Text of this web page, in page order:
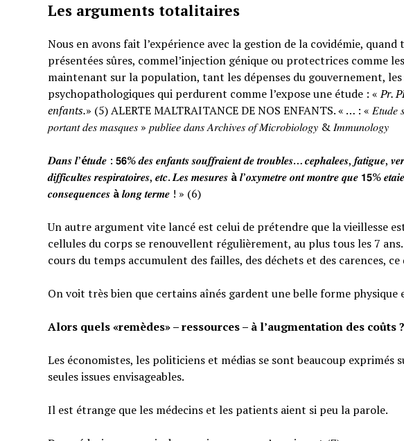
Les arguments totalitaires
Nous en avons fait l’expérience avec la gestion de la covidémie,
présentées sûres, commel’injection génique ou protectrices comme
maintenant sur la population, tant les dépenses du gouvernement,
psychopathologiques qui perdurent comme l’expose une étude : «Pr.
enfants.» (5) ALERTE MALTRAITANCE DE NOS ENFANTS. « … : « 𝐸𝑡𝑢𝑑𝑒 𝑠𝑢𝑟
𝑝𝑜𝑟𝑡𝑎𝑛𝑡 𝑑𝑒𝑠 𝑚𝑎𝑠𝑞𝑢𝑒𝑠 » 𝑝𝑢𝑏𝑙𝑖𝑒𝑒 𝑑𝑎𝑛𝑠 𝐴𝑟𝑐ℎ𝑖𝑣𝑒𝑠 𝑜𝑓 𝑀𝑖𝑐𝑟𝑜𝑏𝑖𝑜𝑙𝑜𝑔𝑦 & 𝐼𝑚𝑚𝑢𝑛𝑜𝑙𝑜𝑔𝑦
𝑫𝒂𝒏𝒔 𝒍’é𝒕𝒖𝒅𝒆 : 𝟱𝟲% 𝒅𝒆𝒔 𝒆𝒏𝒇𝒂𝒏𝒕𝒔 𝒔𝒐𝒖𝒇𝒇𝒓𝒂𝒊𝒆𝒏𝒕 𝒅𝒆 𝒕𝒓𝒐𝒖𝒃𝒍𝒆𝒔… 𝒄𝒆𝒑𝒉𝒂𝒍𝒆𝒆𝒔, 𝒇𝒂𝒕𝒊𝒈𝒖𝒆,
𝒅𝒊𝒇𝒇𝒊𝒄𝒖𝒍𝒕𝒆𝒔 𝒓𝒆𝒔𝒑𝒊𝒓𝒂𝒕𝒐𝒊𝒓𝒆𝒔, 𝒆𝒕𝒄. 𝑳𝒆𝒔 𝒎𝒆𝒔𝒖𝒓𝒆𝒔 à𝒍’𝒐𝒙𝒚𝒎𝒆𝒕𝒓𝒆 𝒐𝒏𝒕 𝒎𝒐𝒏𝒕𝒓𝒆 𝒒𝒖𝒆 𝟭𝟱%
𝒄𝒐𝒏𝒔𝒆𝒒𝒖𝒆𝒏𝒄𝒆𝒔 à𝒍𝒐𝒏𝒈 𝒕𝒆𝒓𝒎𝒆 ! » (6)
Un autre argument vite lancé est celui de prétendre que la vieillesse
cellules du corps se renouvellent régulièrement, au plus tous les 7
cours du temps accumulent des failles, des déchets et des carences,
On voit très bien que certains aînés gardent une belle forme physique
Alors quels «remèdes» – ressources – à l’augmentation des coûts ?
Les économistes, les politiciens et médias se sont beaucoup exprimés
seules issues envisageables.
Il est étrange que les médecins et les patients aient si peu la parole.